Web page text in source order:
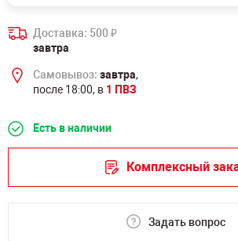
Доставка: 500₽
завтра
Самовывоз: завтра,
после 18:00, в 1 ПВЗ
Есть в наличии
Комплексный
Задать вопрос